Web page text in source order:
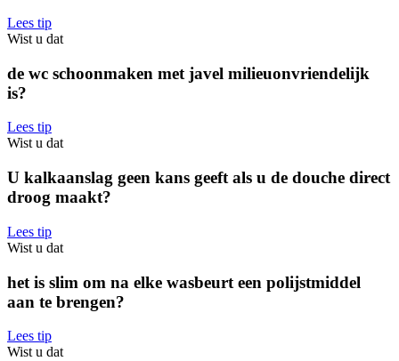
Lees tip
Wist u dat
de wc schoonmaken met javel milieuonvriendelijk
is?
Lees tip
Wist u dat
U kalkaanslag geen kans geeft als u de douche direct
droog maakt?
Lees tip
Wist u dat
het is slim om na elke wasbeurt een polijstmiddel
aan te brengen?
Lees tip
Wist u dat